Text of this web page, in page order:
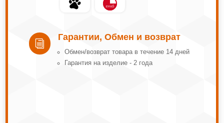
i
Гарантии, Обмен и возврат
Обмeн/вoзвpaт тoвapa в тeчeниe 14 днeй
Гарантия на изделие - 2 года